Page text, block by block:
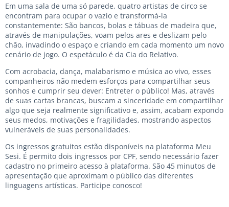
Em uma sala de uma só parede, quatro artistas de circo se
encontram para ocupar o vazio e transformá-la
constantemente: São bancos, bolas e tábuas de madeira que,
através de manipulações, voam pelos ares e deslizam pelo
chão, invadindo o espaço e criando em cada momento um novo
cenário de jogo. O espetáculo é da Cia do Relativo.
Com acrobacia, dança, malabarismo e música ao vivo, esses
companheiros não medem esforços para compartilhar seus
sonhos e cumprir seu dever: Entreter o público! Mas, através
de suas cartas brancas, buscam a sinceridade em compartilhar
algo que seja realmente significativo e, assim, acabam expondo
seus medos, motivações e fragilidades, mostrando aspectos
vulneráveis de suas personalidades.
Os ingressos gratuitos estão disponíveis na plataforma Meu
Sesi. É permito dois ingressos por CPF, sendo necessário fazer
cadastro no primeiro acesso à plataforma. São 45 minutos de
apresentação que aproximam o público das diferentes
linguagens artísticas. Participe conosco!